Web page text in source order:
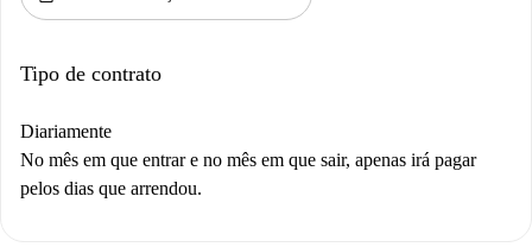
Tipo de contrato
Diariamente
No mês em que entrar e no mês em que sair, apenas irá pagar
pelos dias que arrendou.